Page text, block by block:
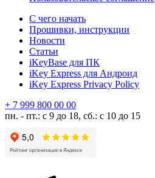
С чего начать
Прошивки, инструкции
Новости
Статьи
iKeyBase для ПК
iKey Express для Андроид
iKey Express Privacy Policy
+ 7 999 800 00 00
пн. - пт.: с 9 до 18, сб.: с 10 до 15